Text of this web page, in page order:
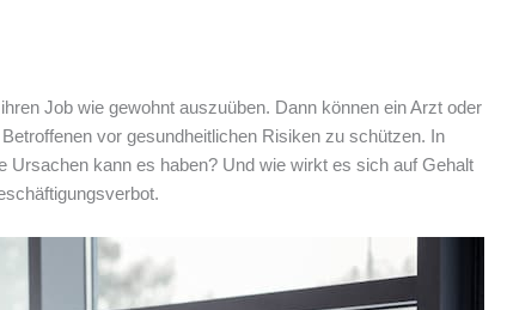
Job wie gewohnt auszuüben. Dann können ein Arzt oder
vor gesundheitlichen Risiken zu schützen. In
kann es haben? Und wie wirkt es sich auf Gehalt